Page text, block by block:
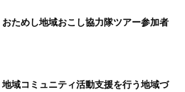
おためし地域おこし協力隊ツアー参加者
地域コミュニティ活動支援を行う地域づ